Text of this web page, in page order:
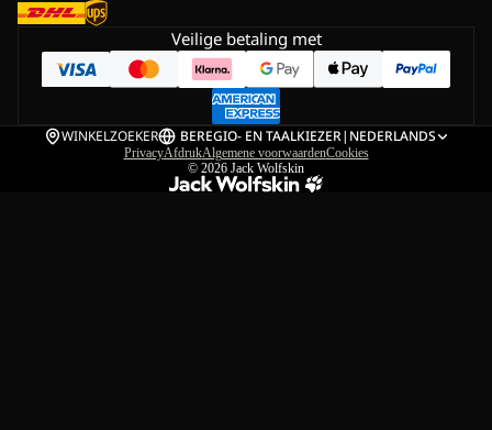
Veilige betaling met
WINKELZOEKER BEREGIO- EN TAALKIEZER| NEDERLANDS
PrivacyAfdrukAlgemene voorwaardenCookies
© 2026 Jack Wolfskin